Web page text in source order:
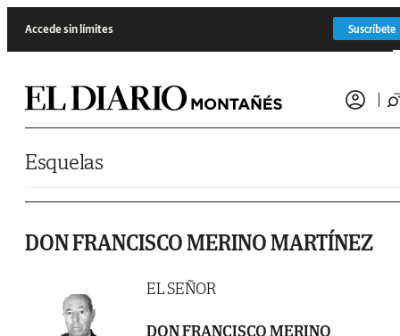
Accede sin límites Suscríbete
Esquelas
DON FRANCISCO MERINO MARTÍNEZ
EL SEÑOR
DON FRANCISCO MERINO